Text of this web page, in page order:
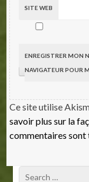
SITE WEB
ENREGISTRER MON
NAVIGATEUR POUR
Ce site utilise
savoir plus sur la
commentaires sont